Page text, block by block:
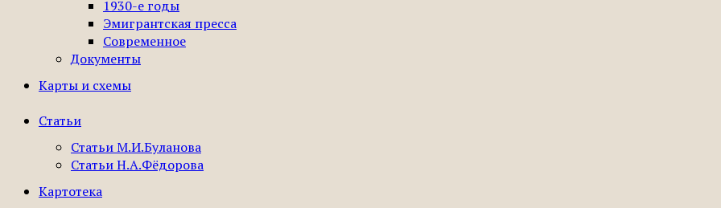
1930-е годы
Эмигрантская пресса
Современное
Документы
Карты и схемы
Статьи
Статьи М.И.Буланова
Статьи Н.А.Фёдорова
Картотека